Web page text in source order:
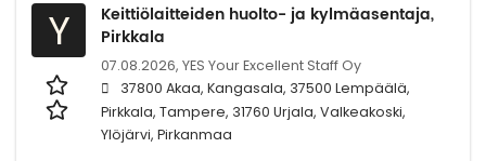
Y
Keittiölaitteiden huolto- ja kylmäasentaja,
Pirkkala
07.08.2026, YES Your Excellent Staff Oy
37800 Akaa, Kangasala, 37500 Lempäälä,
Pirkkala, Tampere, 31760 Urjala, Valkeakoski,
Ylöjärvi, Pirkanmaa